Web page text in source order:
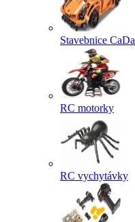
Stavebnice CaDa
RC motorky
RC vychytávky